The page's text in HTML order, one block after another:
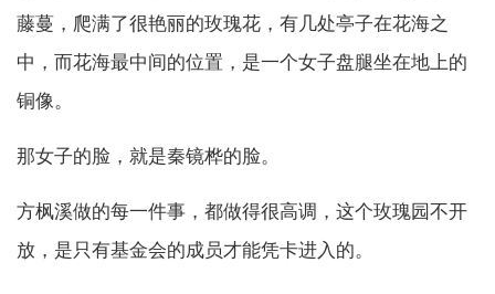
藤蔓，爬满了很艳丽的玫瑰花，有几处亭子在花海之
中，而花海最中间的位置，是一个女子盘腿坐在地上的
铜像。
那女子的脸，就是秦镜桦的脸。
方枫溪做的每一件事，都做得很高调，这个玫瑰园不开
放，是只有基金会的成员才能凭卡进入的。